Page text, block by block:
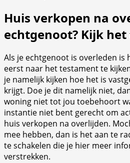
Huis verkopen na
echtgenoot? Kijk
Als je echtgenoot is overleden is
eerst naar het testament te
je namelijk kijken hoe het is
krijgt. Doe je dit namelijk niet,
woning niet tot jou toebehoort
instantie niet bent gerecht om
huis verkopen na overlijden.
mee hebben, dan is het aan te
te schakelen die je hier meer
verstrekken.